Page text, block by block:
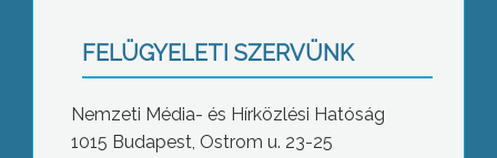
FELÜGYELETI SZERVÜNK
Nemzeti Média- és Hírközlési Hatóság
1015 Budapest, Ostrom u. 23-25